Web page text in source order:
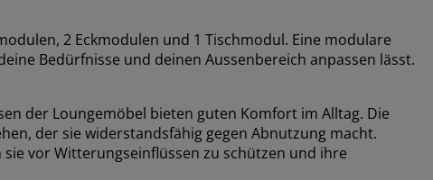
2 Eckmodulen und 1 Tischmodul. Eine modulare
Bedürfnisse und deinen Aussenbereich anpassen lässt.
der Loungemöbel bieten guten Komfort im Alltag. Die
der sie widerstandsfähig gegen Abnutzung macht.
vor Witterungseinflüssen zu schützen und ihre